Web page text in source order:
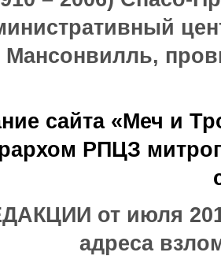
Мансонвилль,
сайта «Меч и
РПЦЗ
от июля
адреса